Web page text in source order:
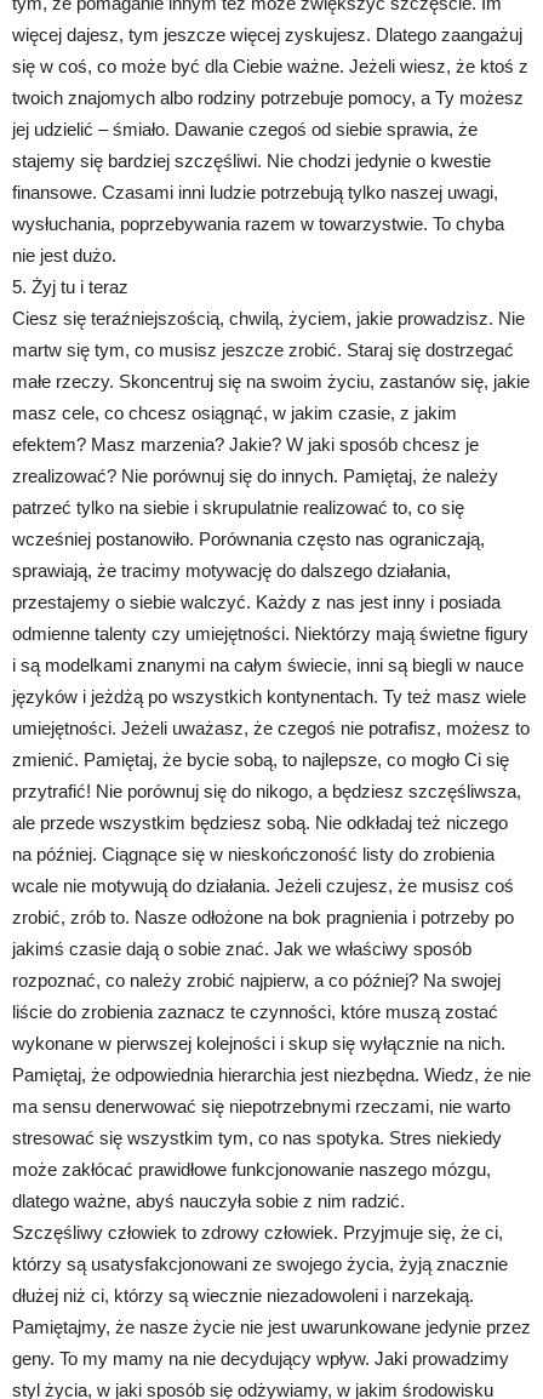
więcej dajesz, tym jeszcze więcej zyskujesz. Dlatego zaangażuj
się w coś, co może być dla Ciebie ważne. Jeżeli wiesz, że ktoś z
twoich znajomych albo rodziny potrzebuje pomocy, a Ty możesz
jej udzielić – śmiało. Dawanie czegoś od siebie sprawia, że
stajemy się bardziej szczęśliwi. Nie chodzi jedynie o kwestie
finansowe. Czasami inni ludzie potrzebują tylko naszej uwagi,
wysłuchania, poprzebywania razem w towarzystwie. To chyba
nie jest dużo.
5. Żyj tu i teraz
Ciesz się teraźniejszością, chwilą, życiem, jakie prowadzisz. Nie
martw się tym, co musisz jeszcze zrobić. Staraj się dostrzegać
małe rzeczy. Skoncentruj się na swoim życiu, zastanów się, jakie
masz cele, co chcesz osiągnąć, w jakim czasie, z jakim
efektem? Masz marzenia? Jakie? W jaki sposób chcesz je
zrealizować? Nie porównuj się do innych. Pamiętaj, że należy
patrzeć tylko na siebie i skrupulatnie realizować to, co się
wcześniej postanowiło. Porównania często nas ograniczają,
sprawiają, że tracimy motywację do dalszego działania,
przestajemy o siebie walczyć. Każdy z nas jest inny i posiada
odmienne talenty czy umiejętności. Niektórzy mają świetne figury
i są modelkami znanymi na całym świecie, inni są biegli w nauce
języków i jeżdżą po wszystkich kontynentach. Ty też masz wiele
umiejętności. Jeżeli uważasz, że czegoś nie potrafisz, możesz to
zmienić. Pamiętaj, że bycie sobą, to najlepsze, co mogło Ci się
przytrafić! Nie porównuj się do nikogo, a będziesz szczęśliwsza,
ale przede wszystkim będziesz sobą. Nie odkładaj też niczego
na później. Ciągnące się w nieskończoność listy do zrobienia
wcale nie motywują do działania. Jeżeli czujesz, że musisz coś
zrobić, zrób to. Nasze odłożone na bok pragnienia i potrzeby po
jakimś czasie dają o sobie znać. Jak we właściwy sposób
rozpoznać, co należy zrobić najpierw, a co później? Na swojej
liście do zrobienia zaznacz te czynności, które muszą zostać
wykonane w pierwszej kolejności i skup się wyłącznie na nich.
Pamiętaj, że odpowiednia hierarchia jest niezbędna. Wiedz, że nie
ma sensu denerwować się niepotrzebnymi rzeczami, nie warto
stresować się wszystkim tym, co nas spotyka. Stres niekiedy
może zakłócać prawidłowe funkcjonowanie naszego mózgu,
dlatego ważne, abyś nauczyła sobie z nim radzić.
Szczęśliwy człowiek to zdrowy człowiek. Przyjmuje się, że ci,
którzy są usatysfakcjonowani ze swojego życia, żyją znacznie
dłużej niż ci, którzy są wiecznie niezadowoleni i narzekają.
Pamiętajmy, że nasze życie nie jest uwarunkowane jedynie przez
geny. To my mamy na nie decydujący wpływ. Jaki prowadzimy
styl życia, w jaki sposób się odżywiamy, w jakim środowisku